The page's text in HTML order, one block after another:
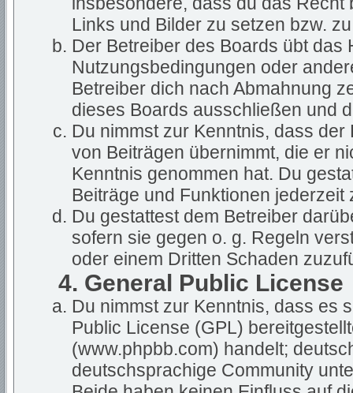
Links und Bilder zu setzen bzw.
Der Betreiber des Boards übt
Nutzungsbedingungen oder
Betreiber dich nach Abmahnung
dieses Boards ausschließen und
Du nimmst zur Kenntnis, dass
von Beiträgen übernimmt, die er
Kenntnis genommen hat. Du
Beiträge und Funktionen
Du gestattest dem Betreiber
sofern sie gegen o. g. Regeln
oder einem Dritten Schaden
4. General Public License
Du nimmst zur Kenntnis, dass es
Public License (GPL)
(www.phpbb.com) handelt;
deutschsprachige Community